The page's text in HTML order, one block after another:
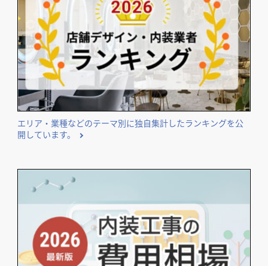
エリア・業種などのテーマ別に独自集計したランキングを公
開しています。